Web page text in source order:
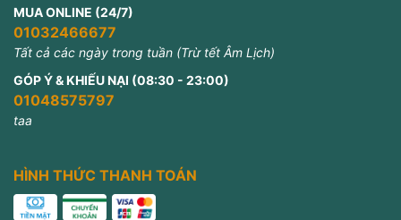
MUA ONLINE (24/7)
01032466677
Tất cả các ngày trong tuần (Trừ tết Âm Lịch)
GÓP Ý & KHIẾU NẠI (08:30 - 23:00)
01048575797
taa
HÌNH THỨC THANH TOÁN